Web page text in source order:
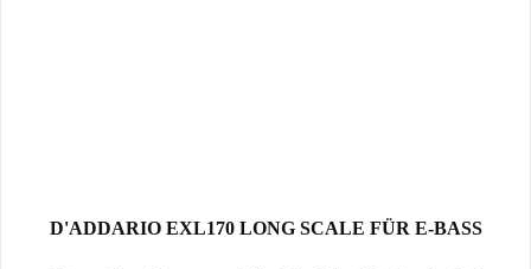
D'ADDARIO EXL170 LONG SCALE FÜR E-BASS